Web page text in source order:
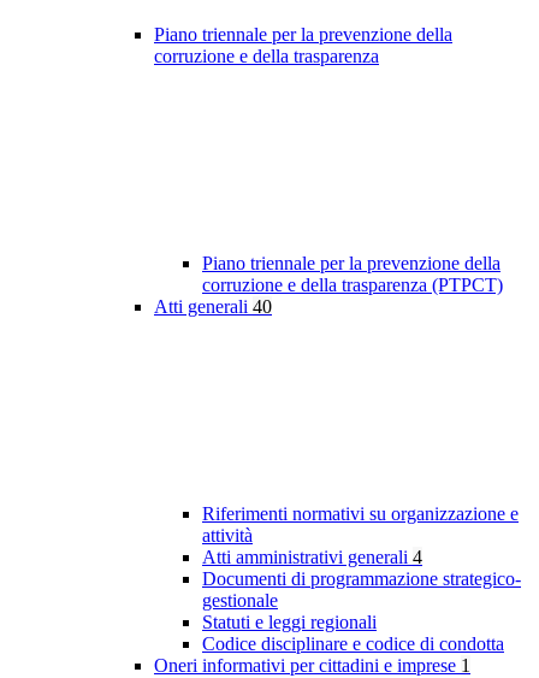
Piano triennale per la prevenzione della
corruzione e della trasparenza
Piano triennale per la prevenzione della
corruzione e della trasparenza (PTPCT)
Atti generali 40
Riferimenti normativi su organizzazione e
attività
Atti amministrativi generali 4
Documenti di programmazione strategico-
gestionale
Statuti e leggi regionali
Codice disciplinare e codice di condotta
Oneri informativi per cittadini e imprese 1